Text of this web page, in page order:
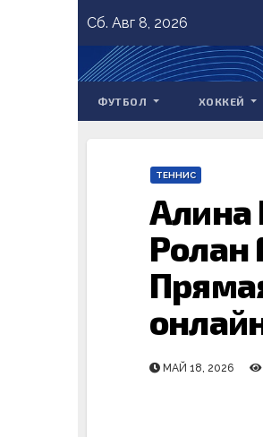
to
content
Сб. Авг 8, 2026
ФУТБОЛ ХОККЕЙ
ТЕННИС
Алина
Ролан
МАЙ 18, 2026